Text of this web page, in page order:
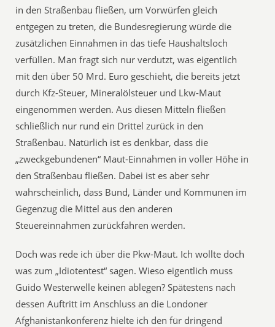
in den Straßenbau fließen, um Vorwürfen gleich
entgegen zu treten, die Bundesregierung würde die
zusätzlichen Einnahmen in das tiefe Haushaltsloch
verfüllen. Man fragt sich nur verdutzt, was eigentlich
mit den über 50 Mrd. Euro geschieht, die bereits jetzt
durch Kfz-Steuer, Mineralölsteuer und Lkw-Maut
eingenommen werden. Aus diesen Mitteln fließen
schließlich nur rund ein Drittel zurück in den
Straßenbau. Natürlich ist es denkbar, dass die
„zweckgebundenen“ Maut-Einnahmen in voller Höhe in
den Straßenbau fließen. Dabei ist es aber sehr
wahrscheinlich, dass Bund, Länder und Kommunen im
Gegenzug die Mittel aus den anderen
Steuereinnahmen zurückfahren werden.
Doch was rede ich über die Pkw-Maut. Ich wollte doch
was zum „Idiotentest“ sagen. Wieso eigentlich muss
Guido Westerwelle keinen ablegen? Spätestens nach
dessen Auftritt im Anschluss an die Londoner
Afghanistankonferenz hielte ich den für dringend